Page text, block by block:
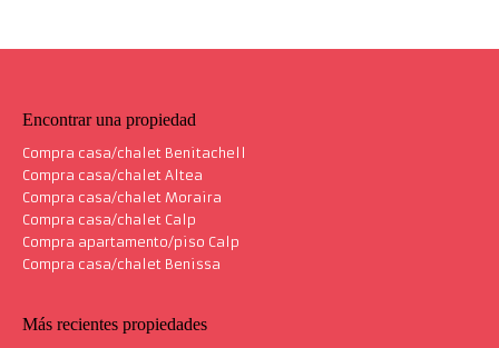
Encontrar una propiedad
Compra casa/chalet Benitachell
Compra casa/chalet Altea
Compra casa/chalet Moraira
Compra casa/chalet Calp
Compra apartamento/piso Calp
Compra casa/chalet Benissa
Más recientes propiedades